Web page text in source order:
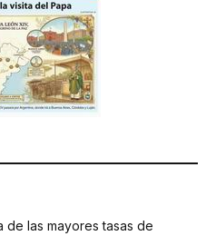
de las mayores tasas de